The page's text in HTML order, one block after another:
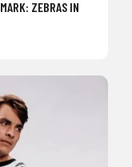
ZEBRAS IN